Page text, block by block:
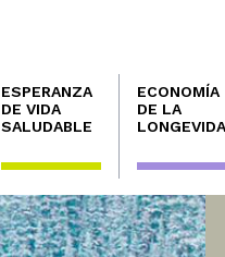
ESPERANZA
DE VIDA
SALUDABLE
ECONOMÍA
DE LA